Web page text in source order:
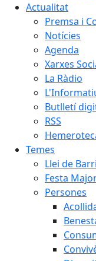
Actualitat
Premsa i
Notícies
Agenda
Xarxes
La Ràdio
Butlletí
RSS
Temes
Llei de
Festa
Persones